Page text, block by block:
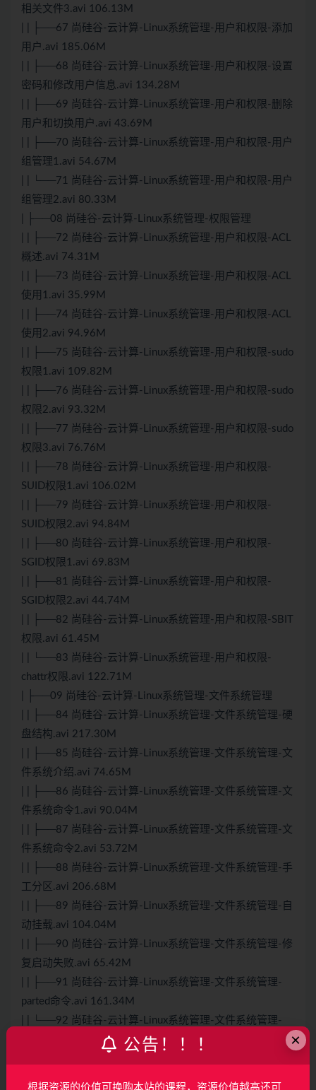
相关文件3.avi 106.13M
| | ├──67 尚硅谷-云计算-Linux系统管理-用户和权限-添加
用户.avi 185.06M
| | ├──68 尚硅谷-云计算-Linux系统管理-用户和权限-设置
密码和修改用户信息.avi 134.28M
| | ├──69 尚硅谷-云计算-Linux系统管理-用户和权限-删除
用户和切换用户.avi 43.69M
| | ├──70 尚硅谷-云计算-Linux系统管理-用户和权限-用户
组管理1.avi 54.67M
| | └──71 尚硅谷-云计算-Linux系统管理-用户和权限-用户
组管理2.avi 80.33M
| ├──08 尚硅谷-云计算-Linux系统管理-权限管理
| | ├──72 尚硅谷-云计算-Linux系统管理-用户和权限-ACL
概述.avi 74.31M
| | ├──73 尚硅谷-云计算-Linux系统管理-用户和权限-ACL
使用1.avi 35.99M
| | ├──74 尚硅谷-云计算-Linux系统管理-用户和权限-ACL
使用2.avi 94.96M
| | ├──75 尚硅谷-云计算-Linux系统管理-用户和权限-sudo
权限1.avi 109.82M
| | ├──76 尚硅谷-云计算-Linux系统管理-用户和权限-sudo
权限2.avi 93.32M
| | ├──77 尚硅谷-云计算-Linux系统管理-用户和权限-sudo
权限3.avi 76.76M
| | ├──78 尚硅谷-云计算-Linux系统管理-用户和权限-
SUID权限1.avi 106.02M
| | ├──79 尚硅谷-云计算-Linux系统管理-用户和权限-
SUID权限2.avi 94.84M
| | ├──80 尚硅谷-云计算-Linux系统管理-用户和权限-
SGID权限1.avi 69.83M
| | ├──81 尚硅谷-云计算-Linux系统管理-用户和权限-
SGID权限2.avi 44.74M
| | ├──82 尚硅谷-云计算-Linux系统管理-用户和权限-SBIT
权限.avi 61.45M
| | └──83 尚硅谷-云计算-Linux系统管理-用户和权限-
chattr权限.avi 122.71M
| ├──09 尚硅谷-云计算-Linux系统管理-文件系统管理
| | ├──84 尚硅谷-云计算-Linux系统管理-文件系统管理-硬
盘结构.avi 217.30M
| | ├──85 尚硅谷-云计算-Linux系统管理-文件系统管理-文
件系统介绍.avi 74.65M
| | ├──86 尚硅谷-云计算-Linux系统管理-文件系统管理-文
件系统命令1.avi 90.04M
| | ├──87 尚硅谷-云计算-Linux系统管理-文件系统管理-文
件系统命令2.avi 53.72M
| | ├──88 尚硅谷-云计算-Linux系统管理-文件系统管理-手
工分区.avi 206.68M
| | ├──89 尚硅谷-云计算-Linux系统管理-文件系统管理-自
动挂载.avi 104.04M
| | ├──90 尚硅谷-云计算-Linux系统管理-文件系统管理-修
复启动失败.avi 65.42M
| | ├──91 尚硅谷-云计算-Linux系统管理-文件系统管理-
parted命令.avi 161.34M
| | └──92 尚硅谷-云计算-Linux系统管理-文件系统管理-
swap分区.avi 144.38M
×
公告！！！
根据资源的价值可换购本站的课程，资源价值越高还可